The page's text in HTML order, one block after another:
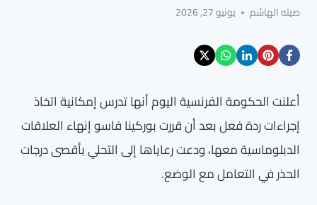
صيته الهاشم يونيو 27, 2026
أعلنت الحكومة الفرنسية اليوم أنها تدرس إمكانية اتخاذ
إجراءات ردة فعل بعد أن قررت بوركينا فاسو إنهاء العلاقات
الدبلوماسية معها، ودعت رعاياها إلى التحلي بأقصى درجات
الحذر في التعامل مع الوضع.